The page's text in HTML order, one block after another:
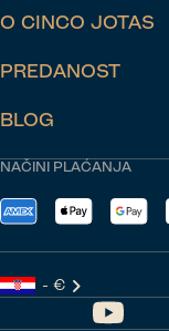
NAČINI PLAĆANJA
- €
O CINCO JOTAS
PREDANOST
BLOG